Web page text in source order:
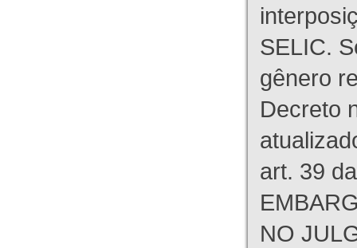
SELIC.
gênero
Decreto
art. 39
NO